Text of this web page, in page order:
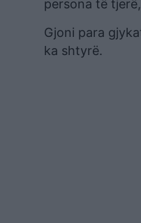
persona të
Gjoni para
ka shtyrë.